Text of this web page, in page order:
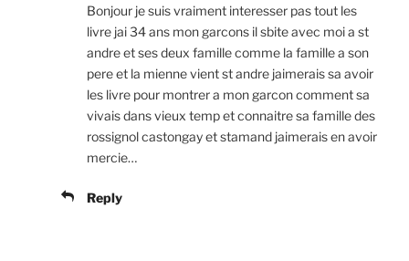
Bonjour je suis vraiment interesser pas tout les
livre jai 34 ans mon garcons il sbite avec moi a st
andre et ses deux famille comme la famille a son
pere et la mienne vient st andre jaimerais sa avoir
les livre pour montrer a mon garcon comment sa
vivais dans vieux temp et connaitre sa famille des
rossignol castongay et stamand jaimerais en avoir
mercie…
Reply